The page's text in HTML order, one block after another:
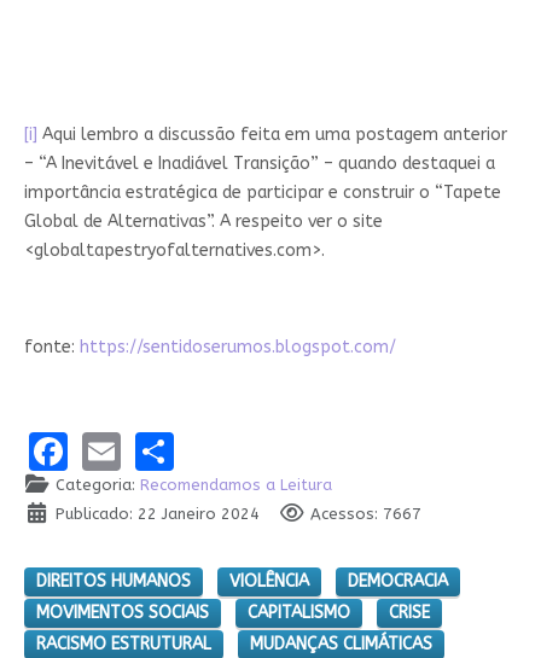
[i] Aqui lembro a discussão feita em uma postagem anterior
– “A Inevitável e Inadiável Transição” – quando destaquei a
importância estratégica de participar e construir o “Tapete
Global de Alternativas”. A respeito ver o site
<globaltapestryofalternatives.com>.
fonte: https://sentidoserumos.blogspot.com/
Facebook
EmailShare
Categoria: Recomendamos a Leitura
Publicado: 22 Janeiro 2024
Acessos: 7667
DIREITOS HUMANOS VIOLÊNCIA
DEMOCRACIA
MOVIMENTOS SOCIAIS
CAPITALISMO
CRISE
RACISMO ESTRUTURAL
MUDANÇAS CLIMÁTICAS